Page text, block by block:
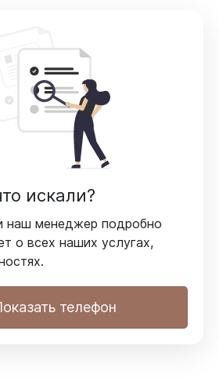
искали?
наш менеджер подробно
о всех наших услугах,
телефон